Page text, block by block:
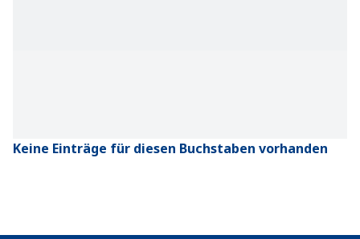
Keine Einträge für diesen Buchstaben vorhanden